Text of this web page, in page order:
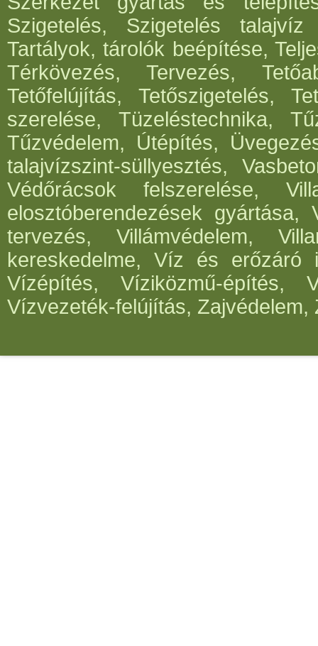
Szigetelés, Szigetelés
Tartályok, tárolók beépítése,
Térkövezés, Tervezés,
Tetőfelújítás, Tetőszigetelés,
szerelése, Tüzeléstechnika,
Tűzvédelem, Útépítés,
talajvízszint-süllyesztés,
Védőrácsok felszerelése,
elosztóberendezések gyártása,
tervezés, Villámvédelem,
kereskedelme, Víz és erőzáró
Vízépítés, Víziközmű-építés,
Vízvezeték-felújítás,